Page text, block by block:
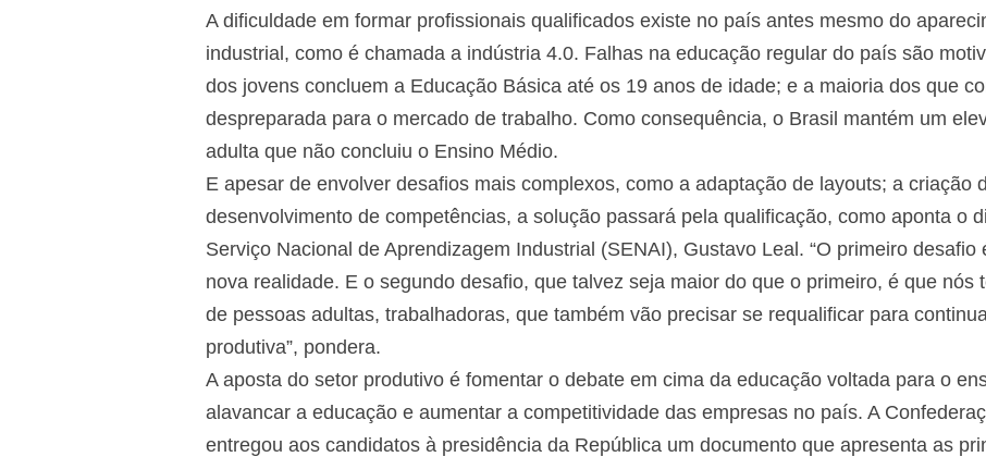
A dificuldade em formar profissionais qualificados existe no país antes mesmo do
industrial, como é chamada a indústria 4.0. Falhas na educação regular do país são
dos jovens concluem a Educação Básica até os 19 anos de idade; e a maioria dos que
despreparada para o mercado de trabalho. Como consequência, o Brasil mantém um
adulta que não concluiu o Ensino Médio.
E apesar de envolver desafios mais complexos, como a adaptação de layouts; a criação
desenvolvimento de competências, a solução passará pela qualificação, como aponta o
Serviço Nacional de Aprendizagem Industrial (SENAI), Gustavo Leal. “O primeiro
nova realidade. E o segundo desafio, que talvez seja maior do que o primeiro, é que nós
de pessoas adultas, trabalhadoras, que também vão precisar se requalificar para
produtiva”, pondera.
A aposta do setor produtivo é fomentar o debate em cima da educação voltada para o
alavancar a educação e aumentar a competitividade das empresas no país. A
entregou aos candidatos à presidência da República um documento que apresenta as